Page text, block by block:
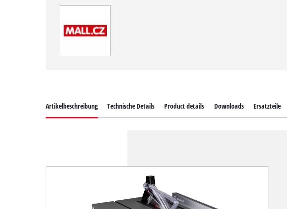
Artikelbeschreibung Technische Details Product details Downloads Ersatzteile